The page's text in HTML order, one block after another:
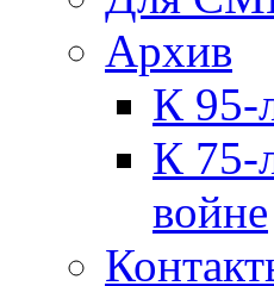
Архив
К 95-
К 75-
войне